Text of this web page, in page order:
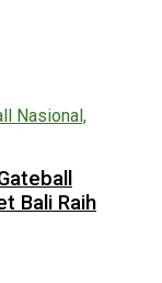
Bali Raih